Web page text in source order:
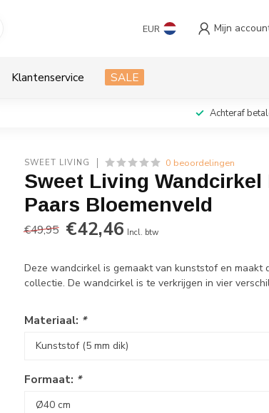
EUR Mijn
Klantenservice SALE
Achteraf
SWEET LIVING 0 beoordelingen
Sweet Living Wandcirkel
Paars Bloemenveld
€49,95 €42,46 Incl. btw
Deze wandcirkel is gemaakt van kunststof en maakt
collectie. De wandcirkel is te verkrijgen in vier
Materiaal: *
Formaat: *